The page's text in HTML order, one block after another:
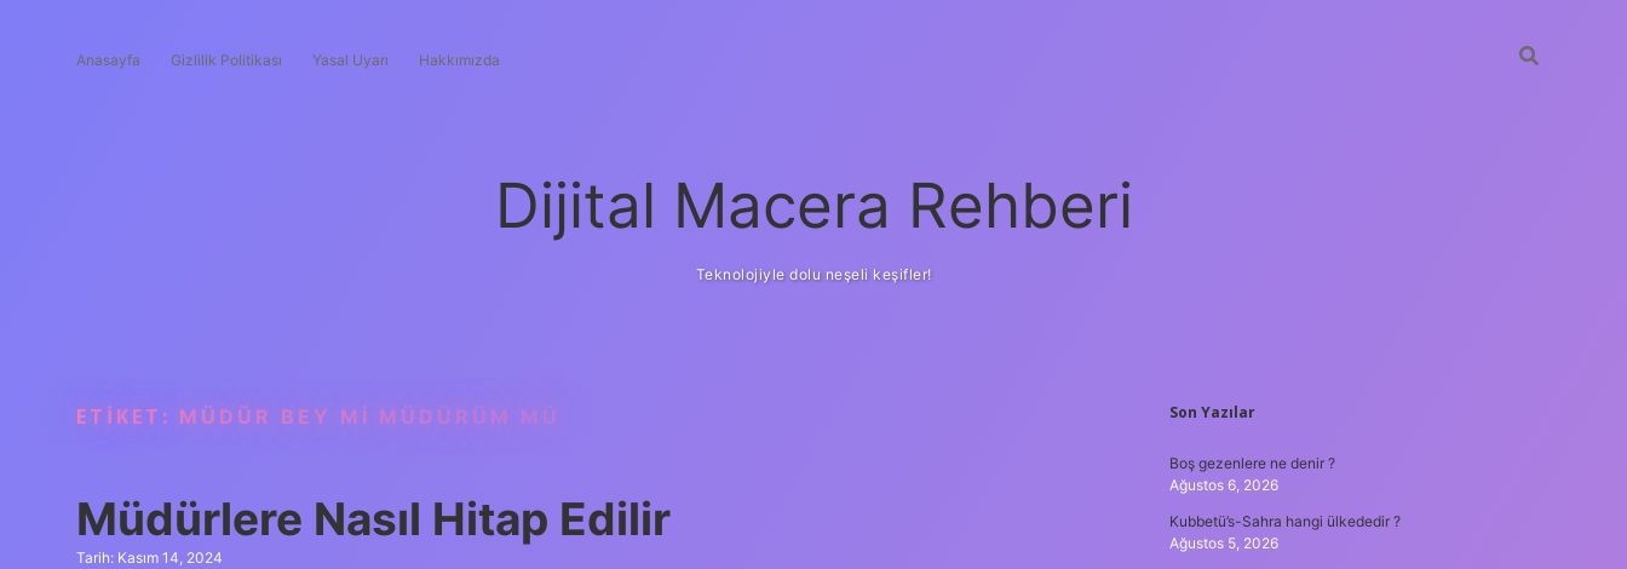
Anasayfa Gizlilik Politikası Yasal Uyarı Hakkımızda
Dijital Macera Rehberi
Teknolojiyle dolu neşeli keşifler!
ETIKET: MÜDÜR BEY MI MÜDÜRÜM MÜ
Müdürlere Nasıl Hitap Edilir
Tarih: Kasım 14, 2024
SIDEBAR
Son Yazılar
Boş gezenlere ne denir ?
Ağustos 6, 2026
Kubbetü’s-Sahra hangi ülkededir ?
Ağustos 5, 2026